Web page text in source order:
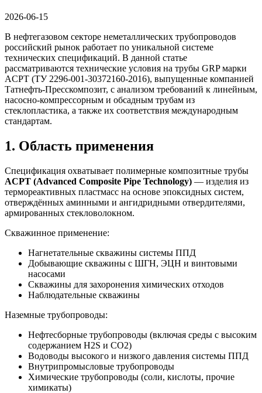
2026-06-15
В нефтегазовом секторе неметаллических трубопроводов
российский рынок работает по уникальной системе
технических спецификаций. В данной статье
рассматриваются технические условия на трубы GRP марки
ACPT (ТУ 2296-001-30372160-2016), выпущенные компанией
Татнефть-Пресскомпозит, с анализом требований к линейным,
насосно-компрессорным и обсадным трубам из
стеклопластика, а также их соответствия международным
стандартам.
1. Область применения
Спецификация охватывает полимерные композитные трубы
ACPT (Advanced Composite Pipe Technology) — изделия из
термореактивных пластмасс на основе эпоксидных систем,
отверждённых аминными и ангидридными отвердителями,
армированных стекловолокном.
Скважинное применение:
Нагнетательные скважины системы ППД
Добывающие скважины с ШГН, ЭЦН и винтовыми
насосами
Скважины для захоронения химических отходов
Наблюдательные скважины
Наземные трубопроводы:
Нефтесборные трубопроводы (включая среды с высоким
содержанием H2S и CO2)
Водоводы высокого и низкого давления системы ППД
Внутрипромысловые трубопроводы
Химические трубопроводы (соли, кислоты, прочие
химикаты)